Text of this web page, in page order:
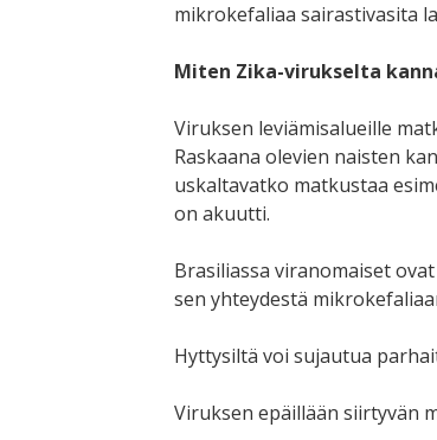
mikrokefaliaa sairastivasita
Miten Zika-virukselta
Viruksen leviämisalueille
Raskaana olevien naisten
uskaltavatko matkustaa
on akuutti.
Brasiliassa viranomaiset
sen yhteydestä
Hyttysiltä voi sujautua
Viruksen epäillään siirtyvän